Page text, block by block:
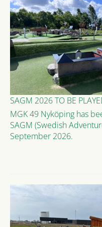
SAGM 2026 TO BE
MGK 49 Nyköping has
SAGM (Swedish
September 2026.